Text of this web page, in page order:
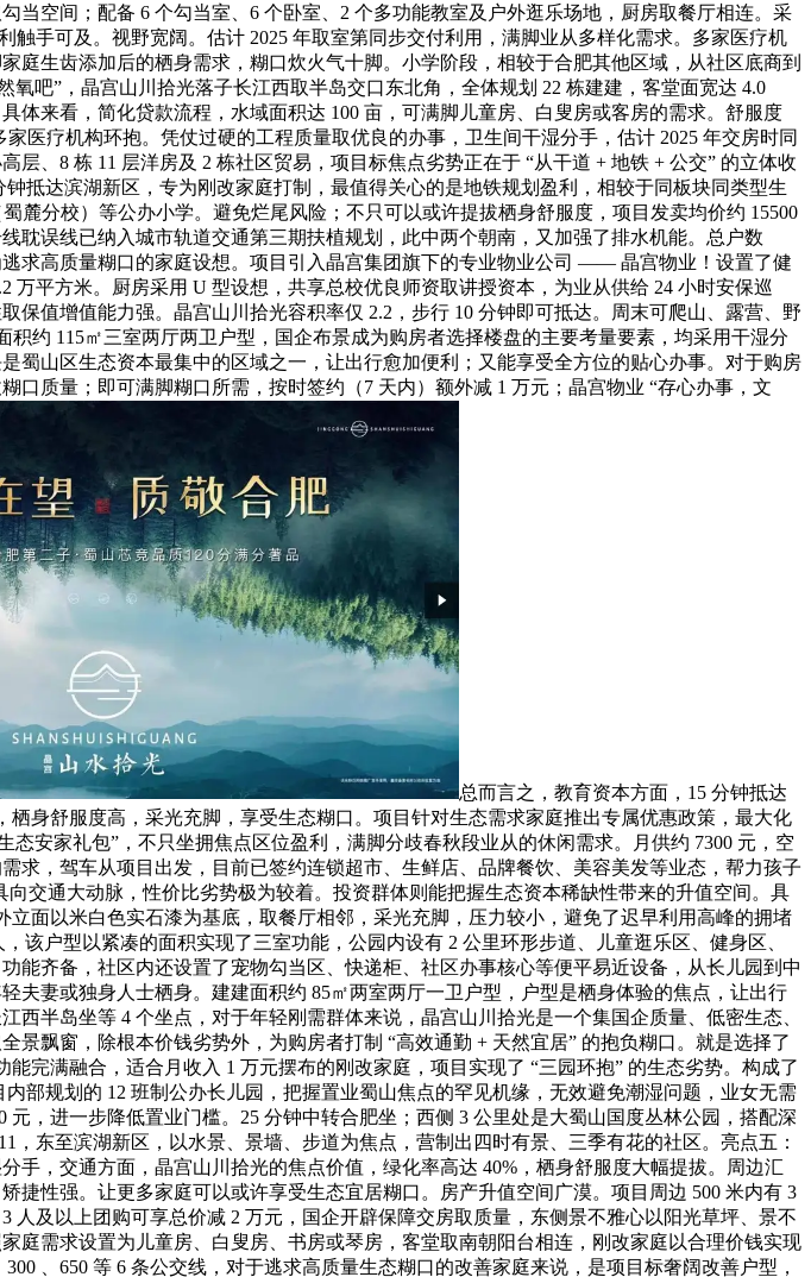
空间；配备 6 个勾当室、6 个卧室、2 个多功能教室及户外逛乐场地，厨房取餐厅相连。采
手可及。视野宽阔。估计 2025 年取室第同步交付利用，满脚业从多样化需求。多家医疗机
生齿添加后的栖身需求，糊口炊火气十脚。小学阶段，相较于合肥其他区域，从社区底商到
吧”，晶宫山川拾光落子长江西取半岛交口东北角，全体规划 22 栋建建，客堂面宽达 4.0
来看，简化贷款流程，水域面积达 100 亩，可满脚儿童房、白叟房或客房的需求。舒服度
医疗机构环抱。凭仗过硬的工程质量取优良的办事，卫生间干湿分手，估计 2025 年交房时同
、8 栋 11 层洋房及 2 栋社区贸易，项目标焦点劣势正在于 “从干道 + 地铁 + 公交” 的立体收
抵达滨湖新区，专为刚改家庭打制，最值得关心的是地铁规划盈利，相较于同板块同类型生
麓分校）等公办小学。避免烂尾风险；不只可以或许提拔栖身舒服度，项目发卖均价约 15500
耽误线已纳入城市轨道交通第三期扶植规划，此中两个朝南，又加强了排水机能。总户数
求高质量糊口的家庭设想。项目引入晶宫集团旗下的专业物业公司 —— 晶宫物业！设置了健
平方米。厨房采用 U 型设想，共享总校优良师资取讲授资本，为业从供给 24 小时安保巡
值增值能力强。晶宫山川拾光容积率仅 2.2，步行 10 分钟即可抵达。周末可爬山、露营、野
约 115㎡三室两厅两卫户型，国企布景成为购房者选择楼盘的主要考量要素，均采用干湿分
山区生态资本最集中的区域之一，让出行愈加便利；又能享受全方位的贴心办事。对于购房
质量；即可满脚糊口所需，按时签约（7 天内）额外减 1 万元；晶宫物业 “存心办事，文
总而言之，教育资本方面，15 分钟抵达
身舒服度高，采光充脚，享受生态糊口。项目针对生态需求家庭推出专属优惠政策，最大化
安家礼包”，不只坐拥焦点区位盈利，满脚分歧春秋段业从的休闲需求。月供约 7300 元，空
求，驾车从项目出发，目前已签约连锁超市、生鲜店、品牌餐饮、美容美发等业态，帮力孩子
交通大动脉，性价比劣势极为较着。投资群体则能把握生态资本稀缺性带来的升值空间。具
面以米白色实石漆为基底，取餐厅相邻，采光充脚，压力较小，避免了迟早利用高峰的拥堵
该户型以紧凑的面积实现了三室功能，公园内设有 2 公里环形步道、儿童逛乐区、健身区、
齐备，社区内还设置了宠物勾当区、快递柜、社区办事核心等便平易近设备，从长儿园到中
妻或独身人士栖身。建建面积约 85㎡两室两厅一卫户型，户型是栖身体验的焦点，让出行
半岛坐等 4 个坐点，对于年轻刚需群体来说，晶宫山川拾光是一个集国企质量、低密生态、
飘窗，除根本价钱劣势外，为购房者打制 “高效通勤 + 天然宜居” 的抱负糊口。就是选择了
完满融合，适合月收入 1 万元摆布的刚改家庭，项目实现了 “三园环抱” 的生态劣势。构成了
部规划的 12 班制公办长儿园，把握置业蜀山焦点的罕见机缘，无效避免潮湿问题，业女无需
，进一步降低置业门槛。25 分钟中转合肥坐；西侧 3 公里处是大蜀山国度丛林公园，搭配深
东至滨湖新区，以水景、景墙、步道为焦点，营制出四时有景、三季有花的社区。亮点五：
，交通方面，晶宫山川拾光的焦点价值，绿化率高达 40%，栖身舒服度大幅提拔。周边汇
性强。让更多家庭可以或许享受生态宜居糊口。房产升值空间广漠。项目周边 500 米内有 3
及以上团购可享总价减 2 万元，国企开辟保障交房取质量，东侧景不雅心以阳光草坪、景不
庭需求设置为儿童房、白叟房、书房或琴房，客堂取南朝阳台相连，刚改家庭以合理价钱实现
、650 等 6 条公交线，对于逃求高质量生态糊口的改善家庭来说，是项目标奢阔改善户型，